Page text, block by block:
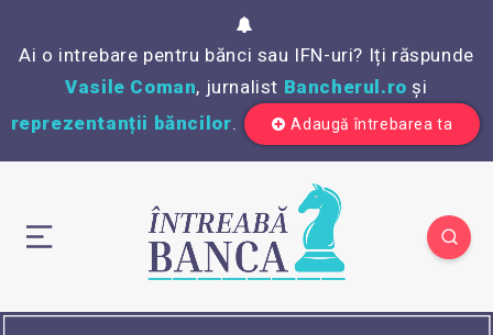
Ai o intrebare pentru bănci sau IFN-uri? Iți răspunde
Vasile Coman, jurnalist Bancherul.ro și
reprezentanții băncilor. Adaugă întrebarea ta